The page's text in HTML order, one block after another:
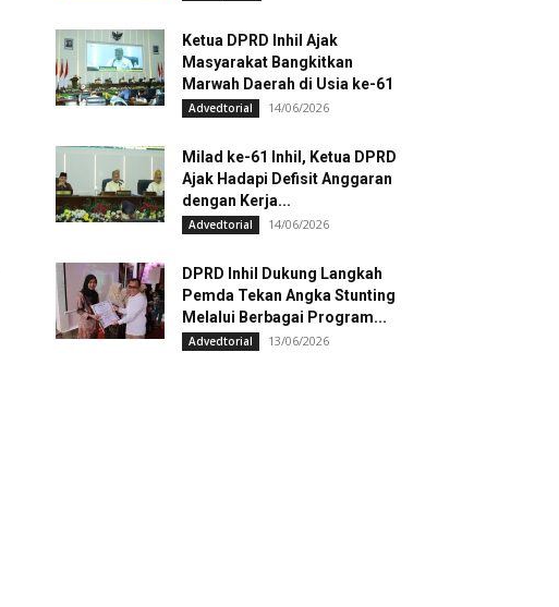
Ketua DPRD Inhil Ajak
Masyarakat Bangkitkan
Marwah Daerah di Usia ke-61
Advedtorial 14/06/2026
Milad ke-61 Inhil, Ketua DPRD
Ajak Hadapi Defisit Anggaran
dengan Kerja...
Advedtorial 14/06/2026
DPRD Inhil Dukung Langkah
Pemda Tekan Angka Stunting
Melalui Berbagai Program...
Advedtorial 13/06/2026